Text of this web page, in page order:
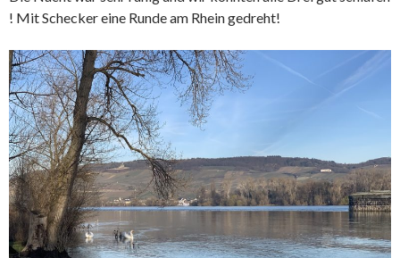
! Mit Schecker eine Runde am Rhein gedreht!